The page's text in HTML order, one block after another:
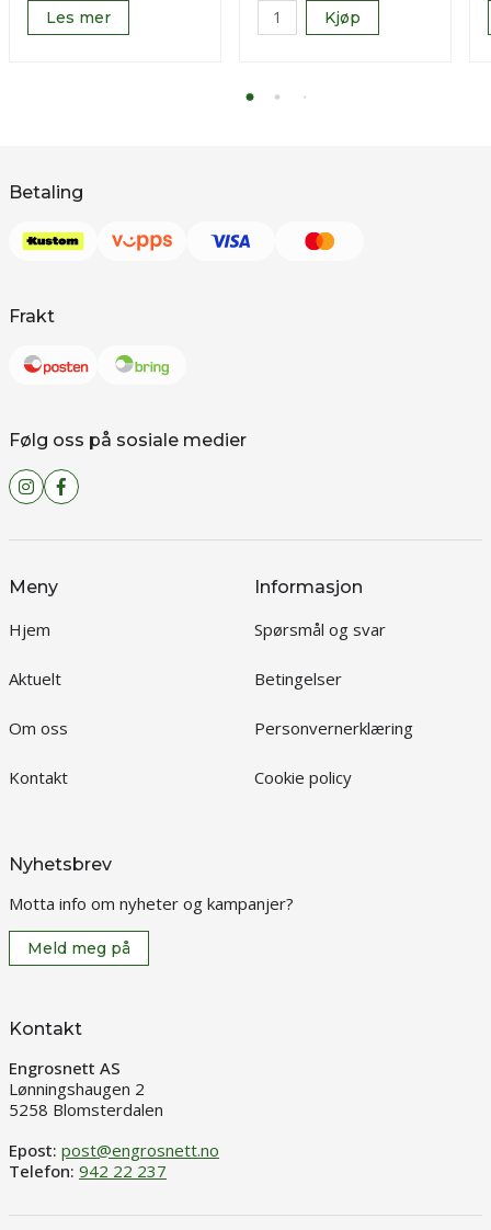
Les mer Kjøp
Betaling
Frakt
Følg oss på sosiale medier
Meny
Hjem
Aktuelt
Om oss
Kontakt
Informasjon
Spørsmål og svar
Betingelser
Personvernerklæring
Cookie policy
Nyhetsbrev
Motta info om nyheter og kampanjer?
Meld meg på
Kontakt
Engrosnett AS
Lønningshaugen 2
5258 Blomsterdalen
Epost: post@engrosnett.no
Telefon: 942 22 237